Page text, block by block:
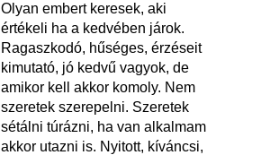
Olyan embert keresek, aki
értékeli ha a kedvében járok.
Ragaszkodó, hűséges, érzéseit
kimutató, jó kedvű vagyok, de
amikor kell akkor komoly. Nem
szeretek szerepelni. Szeretek
sétálni túrázni, ha van alkalmam
akkor utazni is. Nyitott, kíváncsi,